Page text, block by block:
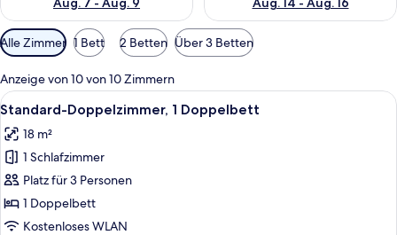
Verfügbare
Filter
für
Zimmer
Alle Zimmer 1 Bett 2 Betten Über 3 Betten
Anzeige von 10 von 10 Zimmern
Alle
Fotos
für
Standard-
Doppelzimmer,
1
Doppelbett
Ein Hotelzimmer mit einem großen
3
Standard-Doppelzimmer, 1 Doppelbett
18 m²
1 Schlafzimmer
Platz für 3 Personen
1 Doppelbett
Kostenloses WLAN